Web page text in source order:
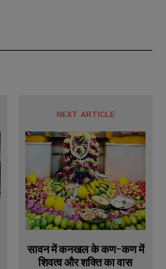
NEXT ARTICLE
सावन में कनखल के कण-कण में
शिवत्व और शक्ति का वास